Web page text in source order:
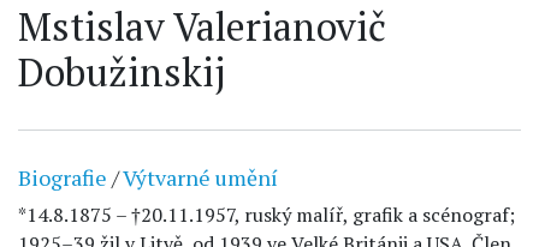
Mstislav Valerianovič
Dobužinskij
Biografie /Výtvarné umění
*14.8.1875 – †20.11.1957, ruský malíř, grafik a scénograf;